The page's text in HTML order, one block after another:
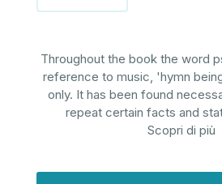
Throughout the book the word
reference to music, 'hymn
only. It has been found
repeat certain facts and
Scopri di più